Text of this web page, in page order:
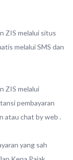
ZIS melalui situs
melalui SMS dan
ZIS melalui
pembayaran
atau chat by web .
yang sah